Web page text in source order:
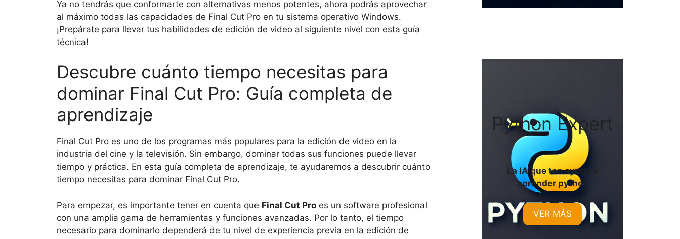
Ya no tendrás que conformarte con alternativas menos potentes, ahora podrás aprovechar
al máximo todas las capacidades de Final Cut Pro en tu sistema operativo Windows.
¡Prepárate para llevar tus habilidades de edición de video al siguiente nivel con esta guía
técnica!
Descubre cuánto tiempo necesitas para
dominar Final Cut Pro: Guía completa de
aprendizaje
Final Cut Pro es uno de los programas más populares para la edición de video en la
industria del cine y la televisión. Sin embargo, dominar todas sus funciones puede llevar
tiempo y práctica. En esta guía completa de aprendizaje, te ayudaremos a descubrir cuánto
tiempo necesitas para dominar Final Cut Pro.
Para empezar, es importante tener en cuenta que Final Cut Pro es un software profesional
con una amplia gama de herramientas y funciones avanzadas. Por lo tanto, el tiempo
necesario para dominarlo dependerá de tu nivel de experiencia previa en la edición de
Python Expert
La IA que ten ayuda a
aprender python
VER MÁS